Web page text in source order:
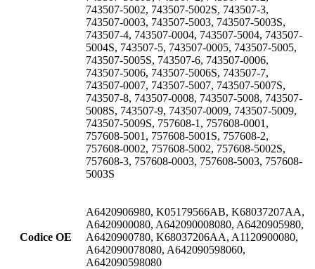
743507-5002, 743507-5002S, 743507-3,
743507-0003, 743507-5003, 743507-5003S,
743507-4, 743507-0004, 743507-5004, 743507-
5004S, 743507-5, 743507-0005, 743507-5005,
743507-5005S, 743507-6, 743507-0006,
743507-5006, 743507-5006S, 743507-7,
743507-0007, 743507-5007, 743507-5007S,
743507-8, 743507-0008, 743507-5008, 743507-
5008S, 743507-9, 743507-0009, 743507-5009,
743507-5009S, 757608-1, 757608-0001,
757608-5001, 757608-5001S, 757608-2,
757608-0002, 757608-5002, 757608-5002S,
757608-3, 757608-0003, 757608-5003, 757608-
5003S
Codice OE
A6420906980, K05179566AB, K68037207AA,
A6420900080, A642090008080, A6420905980,
A6420900780, K68037206AA, A1120900080,
A642090078080, A642090598060,
A642090598080